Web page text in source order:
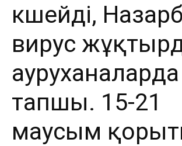
күшейді,
вирус
тапшы. 15-21
маусым